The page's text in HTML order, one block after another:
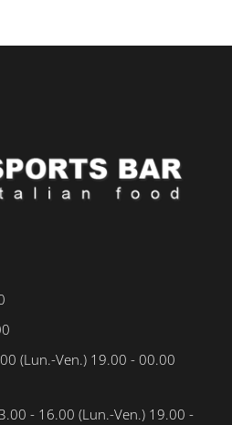
(Lun.-Ven.) 19.00 - 00.00
- 16.00 (Lun.-Ven.) 19.00 -